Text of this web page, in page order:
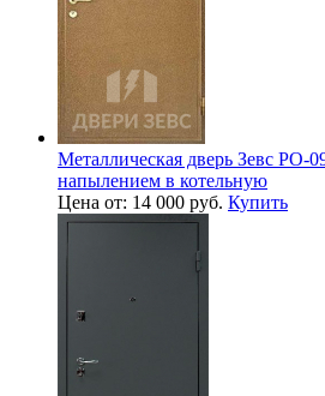
Металлическая дверь Зевс PO-
напылением в котельную
Цена от: 14 000 руб. Купить